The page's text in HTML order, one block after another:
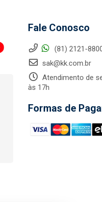
Fale Conosco
(81) 2121-
sak@kk.com.br
Atendimento de
às 17h
Formas de